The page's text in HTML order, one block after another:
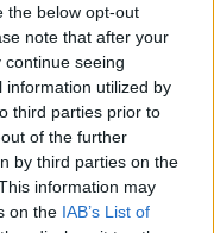
the below opt-out
note that after your
seeing
information utilized by
third parties prior to
of the further
by third parties on the
information may
on the IAB’s List of